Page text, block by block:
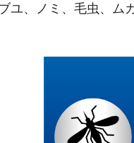
ユ、ノミ、毛虫、ム